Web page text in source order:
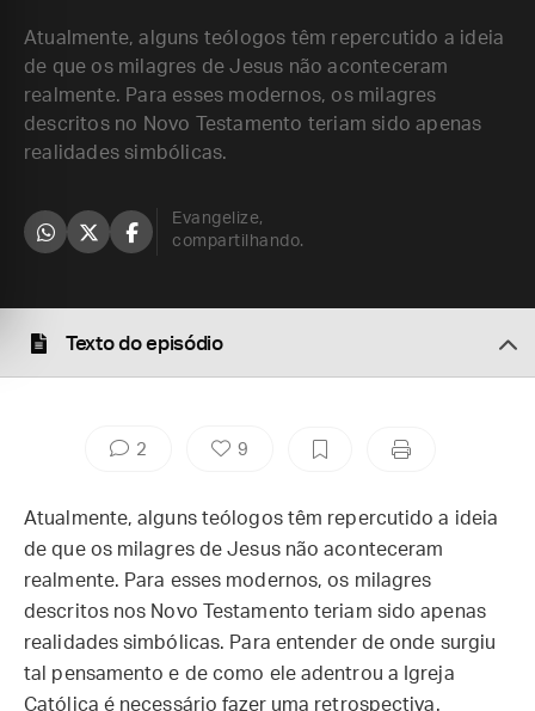
Atualmente, alguns teólogos têm repercutido a ideia
de que os milagres de Jesus não aconteceram
realmente. Para esses modernos, os milagres
descritos no Novo Testamento teriam sido apenas
realidades simbólicas.
Evangelize,
compartilhando.
Texto do episódio
2 9
Atualmente, alguns teólogos têm repercutido a ideia
de que os milagres de Jesus não aconteceram
realmente. Para esses modernos, os milagres
descritos nos Novo Testamento teriam sido apenas
realidades simbólicas. Para entender de onde surgiu
tal pensamento e de como ele adentrou a Igreja
Católica é necessário fazer uma retrospectiva.